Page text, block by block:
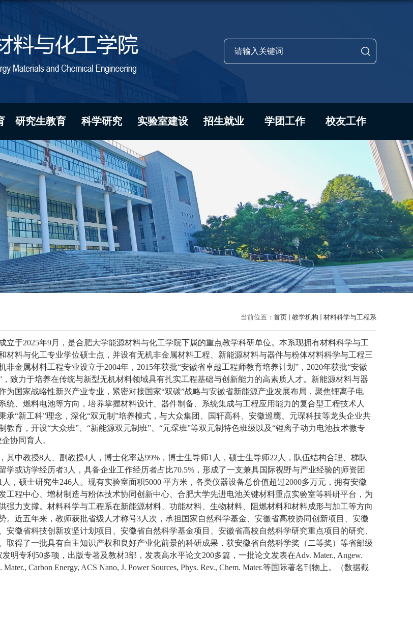
研究生教育 科学研究 实验室建设 招生就业 学团工作 校友工作
当前位置： 首页 教学机构 材料科学与工程系
立于2025年9月，是合肥大学能源材料与化工学院下属的重点教学科研单位。本系现拥有材料科学与工
材料与化工专业学位硕士点，并设有无机非金属材料工程、新能源材料与器件与粉体材料科学与工程三
非金属材料工程专业设立于2004年， 2015年获批“安徽省卓越工程师教育培养计划”， 2020年获批“安徽
致力于培养在传统与新型无机材料领域具有扎实工程基础与创新能力的高素质人才。新能源材料与器
为国家战略性新兴产业专业，紧密对接国家“双碳”战略与安徽省新能源产业发展布局，聚焦锂离子电
统、燃料电池等方向，培养掌握材料设计、器件制备、系统集成与工程应用能力的复合型工程技术人
承“新工科”理念，深化“双元制”培养模式，与大众集团、国轩高科、安徽巡鹰、元琛科技等龙头企业共
教育，开设“大众班”、“新能源双元制班”、“元琛班”等双元制特色班级以及“锂离子动力电池技术微专
协同育人。
其中教授8 人、副教授4 人，博士化率达99% ，博士生导师1 人，硕士生导师22 人，队伍结构合理、梯队
学或访学经历者3 人，具备企业工作经历者占比70.5% ，形成了一支兼具国际视野与产业经验的师资团
人，硕士研究生246 人。现有实验室面积5000 平方米 ，各类仪器设备总价值超过2000多万元，拥有安徽
工程中心、增材制造与粉体技术协同创新中心、合肥大学先进电池关键材料重点实验室等科研平台，为
强力支撑。 材料科学与工程系在新能源材料、功能材料、生物材料、阻燃材料和材料成形与加工等方向
。近五年来，教师获批省级人才称号3 人次，承担国家自然科学基金、安徽省高校协同创新项目、安徽
安徽省科技创新攻坚计划项目、安徽省自然科学基金项目、安徽省高校自然科学研究重点项目的研究、
取得了一批具有自主知识产权和良好产业化前景的科研成果，获安徽省自然科学奖（二等奖）等省部级
明专利 50多项，出版专著及教材3部，发表高水平论文200多篇，一批论文发表在Adv. Mater., Angew.
Carbon Energy, ACS Nano, J. Power Sources, Phys. Rev., Chem. Mater.等国际著名刊物上。（数据截